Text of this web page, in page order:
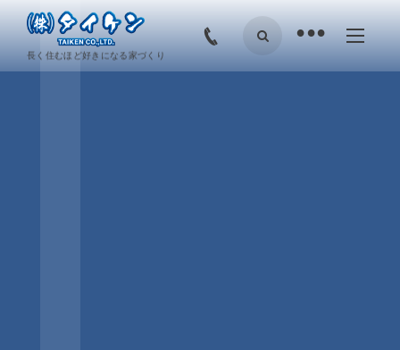
長く住むほど好きになる家づくり
•